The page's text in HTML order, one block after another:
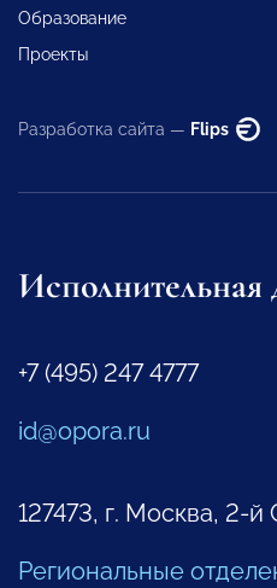
Образование
Проекты
Разработка сайта — Flips
Исполнительная
+7 (495) 247 4777
id@opora.ru
127473, г. Москва, 2-
Региональные